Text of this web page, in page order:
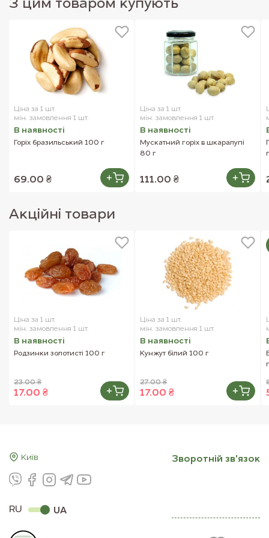
З цим товаром купують
Ціна за 1 шт.
мін. замовлення 1 шт.
В наявностi
Горіх бразильський 100 г
69.00 ₴
Ціна за 1 шт.
мін. замовлення 1 шт.
В наявностi
Мускатний горіх в шкаралупі
80 г
111.00 ₴
г
Акцiйнi товари
Ціна за 1 шт.
мін. замовлення 1 шт.
В наявностi
Родзинки золотисті 100 г
23.00 ₴
17.00 ₴
Ціна за 1 шт.
мін. замовлення 1 шт.
В наявностi
Кунжут білий 100 г
27.00 ₴
17.00 ₴
Київ
RU UA
Зворотнiй зв'язок